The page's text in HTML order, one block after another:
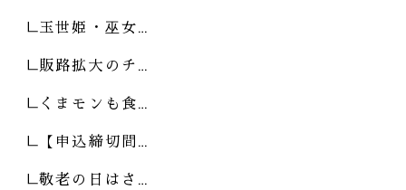
玉世姫・巫女…
販路拡大のチ…
くまモンも食…
【申込締切間…
敬老の日はさ…